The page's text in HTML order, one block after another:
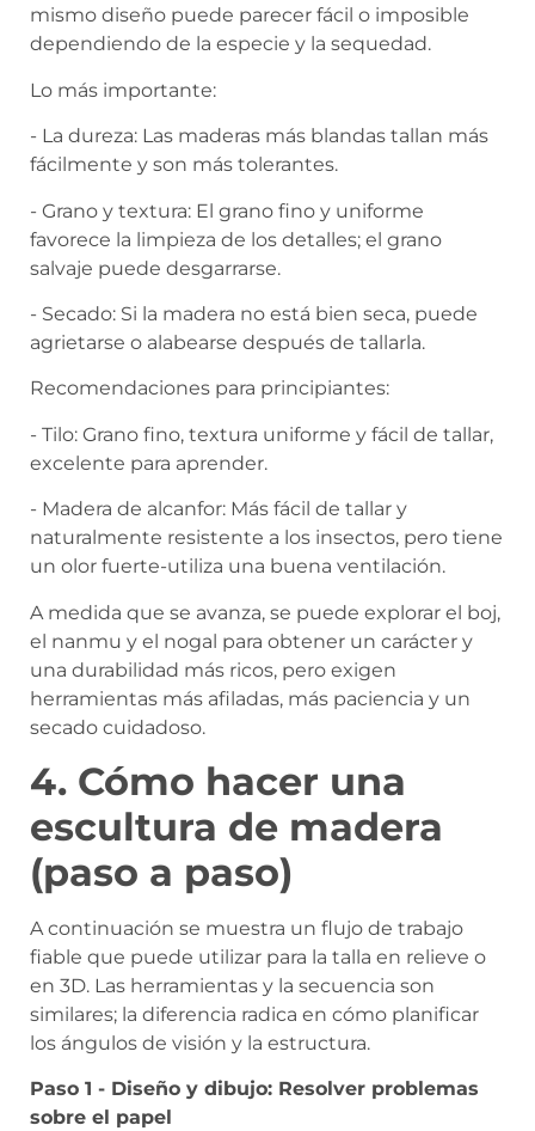
mismo diseño puede parecer fácil o imposible
dependiendo de la especie y la sequedad.
Lo más importante:
- La dureza: Las maderas más blandas tallan más
fácilmente y son más tolerantes.
- Grano y textura: El grano fino y uniforme
favorece la limpieza de los detalles; el grano
salvaje puede desgarrarse.
- Secado: Si la madera no está bien seca, puede
agrietarse o alabearse después de tallarla.
Recomendaciones para principiantes:
- Tilo: Grano fino, textura uniforme y fácil de tallar,
excelente para aprender.
- Madera de alcanfor: Más fácil de tallar y
naturalmente resistente a los insectos, pero tiene
un olor fuerte-utiliza una buena ventilación.
A medida que se avanza, se puede explorar el boj,
el nanmu y el nogal para obtener un carácter y
una durabilidad más ricos, pero exigen
herramientas más afiladas, más paciencia y un
secado cuidadoso.
4. Cómo hacer una
escultura de madera
(paso a paso)
A continuación se muestra un flujo de trabajo
fiable que puede utilizar para la talla en relieve o
en 3D. Las herramientas y la secuencia son
similares; la diferencia radica en cómo planificar
los ángulos de visión y la estructura.
Paso 1 - Diseño y dibujo: Resolver problemas
sobre el papel